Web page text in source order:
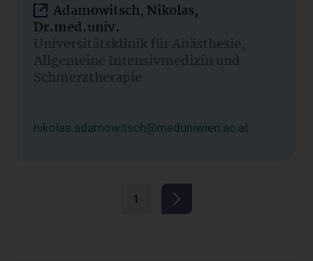
Adamowitsch, Nikolas,
Dr.med.univ.
Universitätsklinik für Anästhesie,
Allgemeine Intensivmedizin und
Schmerztherapie
nikolas.adamowitsch@meduniwien.ac.at
1